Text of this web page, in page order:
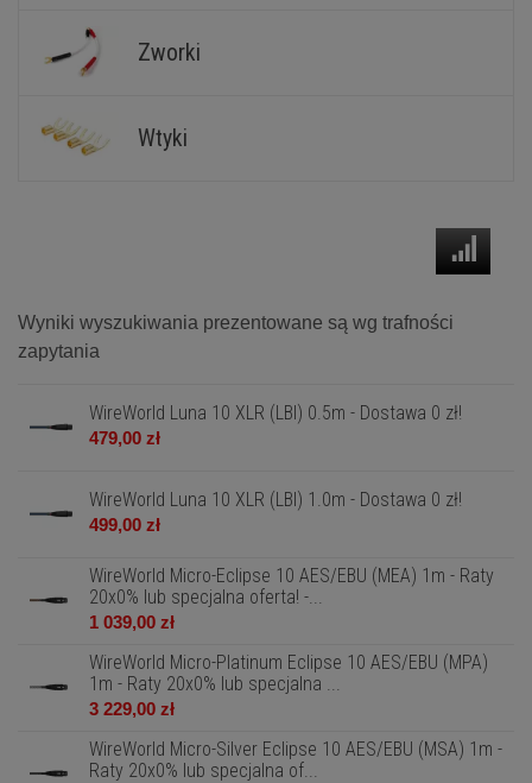
Zworki
Wtyki
Wyniki wyszukiwania prezentowane są wg trafności
zapytania
WireWorld Luna 10 XLR (LBI) 0.5m - Dostawa 0 zł!
479,00 zł
WireWorld Luna 10 XLR (LBI) 1.0m - Dostawa 0 zł!
499,00 zł
WireWorld Micro-Eclipse 10 AES/EBU (MEA) 1m - Raty
20x0% lub specjalna oferta! -...
1 039,00 zł
WireWorld Micro-Platinum Eclipse 10 AES/EBU (MPA)
1m - Raty 20x0% lub specjalna ...
3 229,00 zł
WireWorld Micro-Silver Eclipse 10 AES/EBU (MSA) 1m -
Raty 20x0% lub specjalna of...